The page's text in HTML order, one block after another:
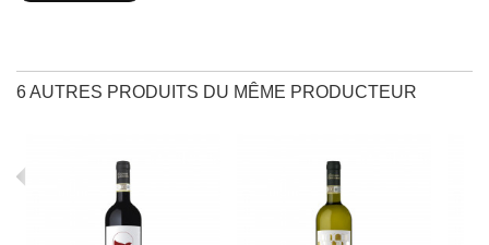
6 AUTRES PRODUITS DU MÊME PRODUCTEUR